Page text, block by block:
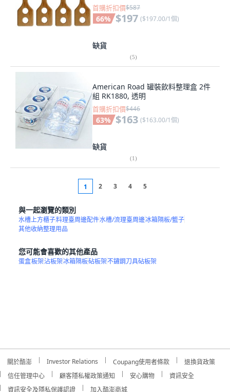
首購折扣價$587
66% $197 ($197.00/1個)
缺貨
(5)
American Road 罐裝飲料整理盒 2件
組 RK1880, 透明
首購折扣價$446
63% $163 ($163.00/1個)
缺貨
(1)
1 2 3 4 5
與一起瀏覽的類別
水槽上方櫃子料理臺周邊配件水槽/流理臺周邊冰箱隔板/籃子
其他收納整理用品
您可能會喜歡的其他產品
蛋盒板架沾板架冰箱隔板砧板架不鏽鋼刀具砧板架
關於酷澎 Investor Relations Coupang使用者條款
退換貨政策
信任管理中心
顧客隱私權政策通知 安心購物
資訊安全
資訊安全及隱私保護認證
加入酷澎商城